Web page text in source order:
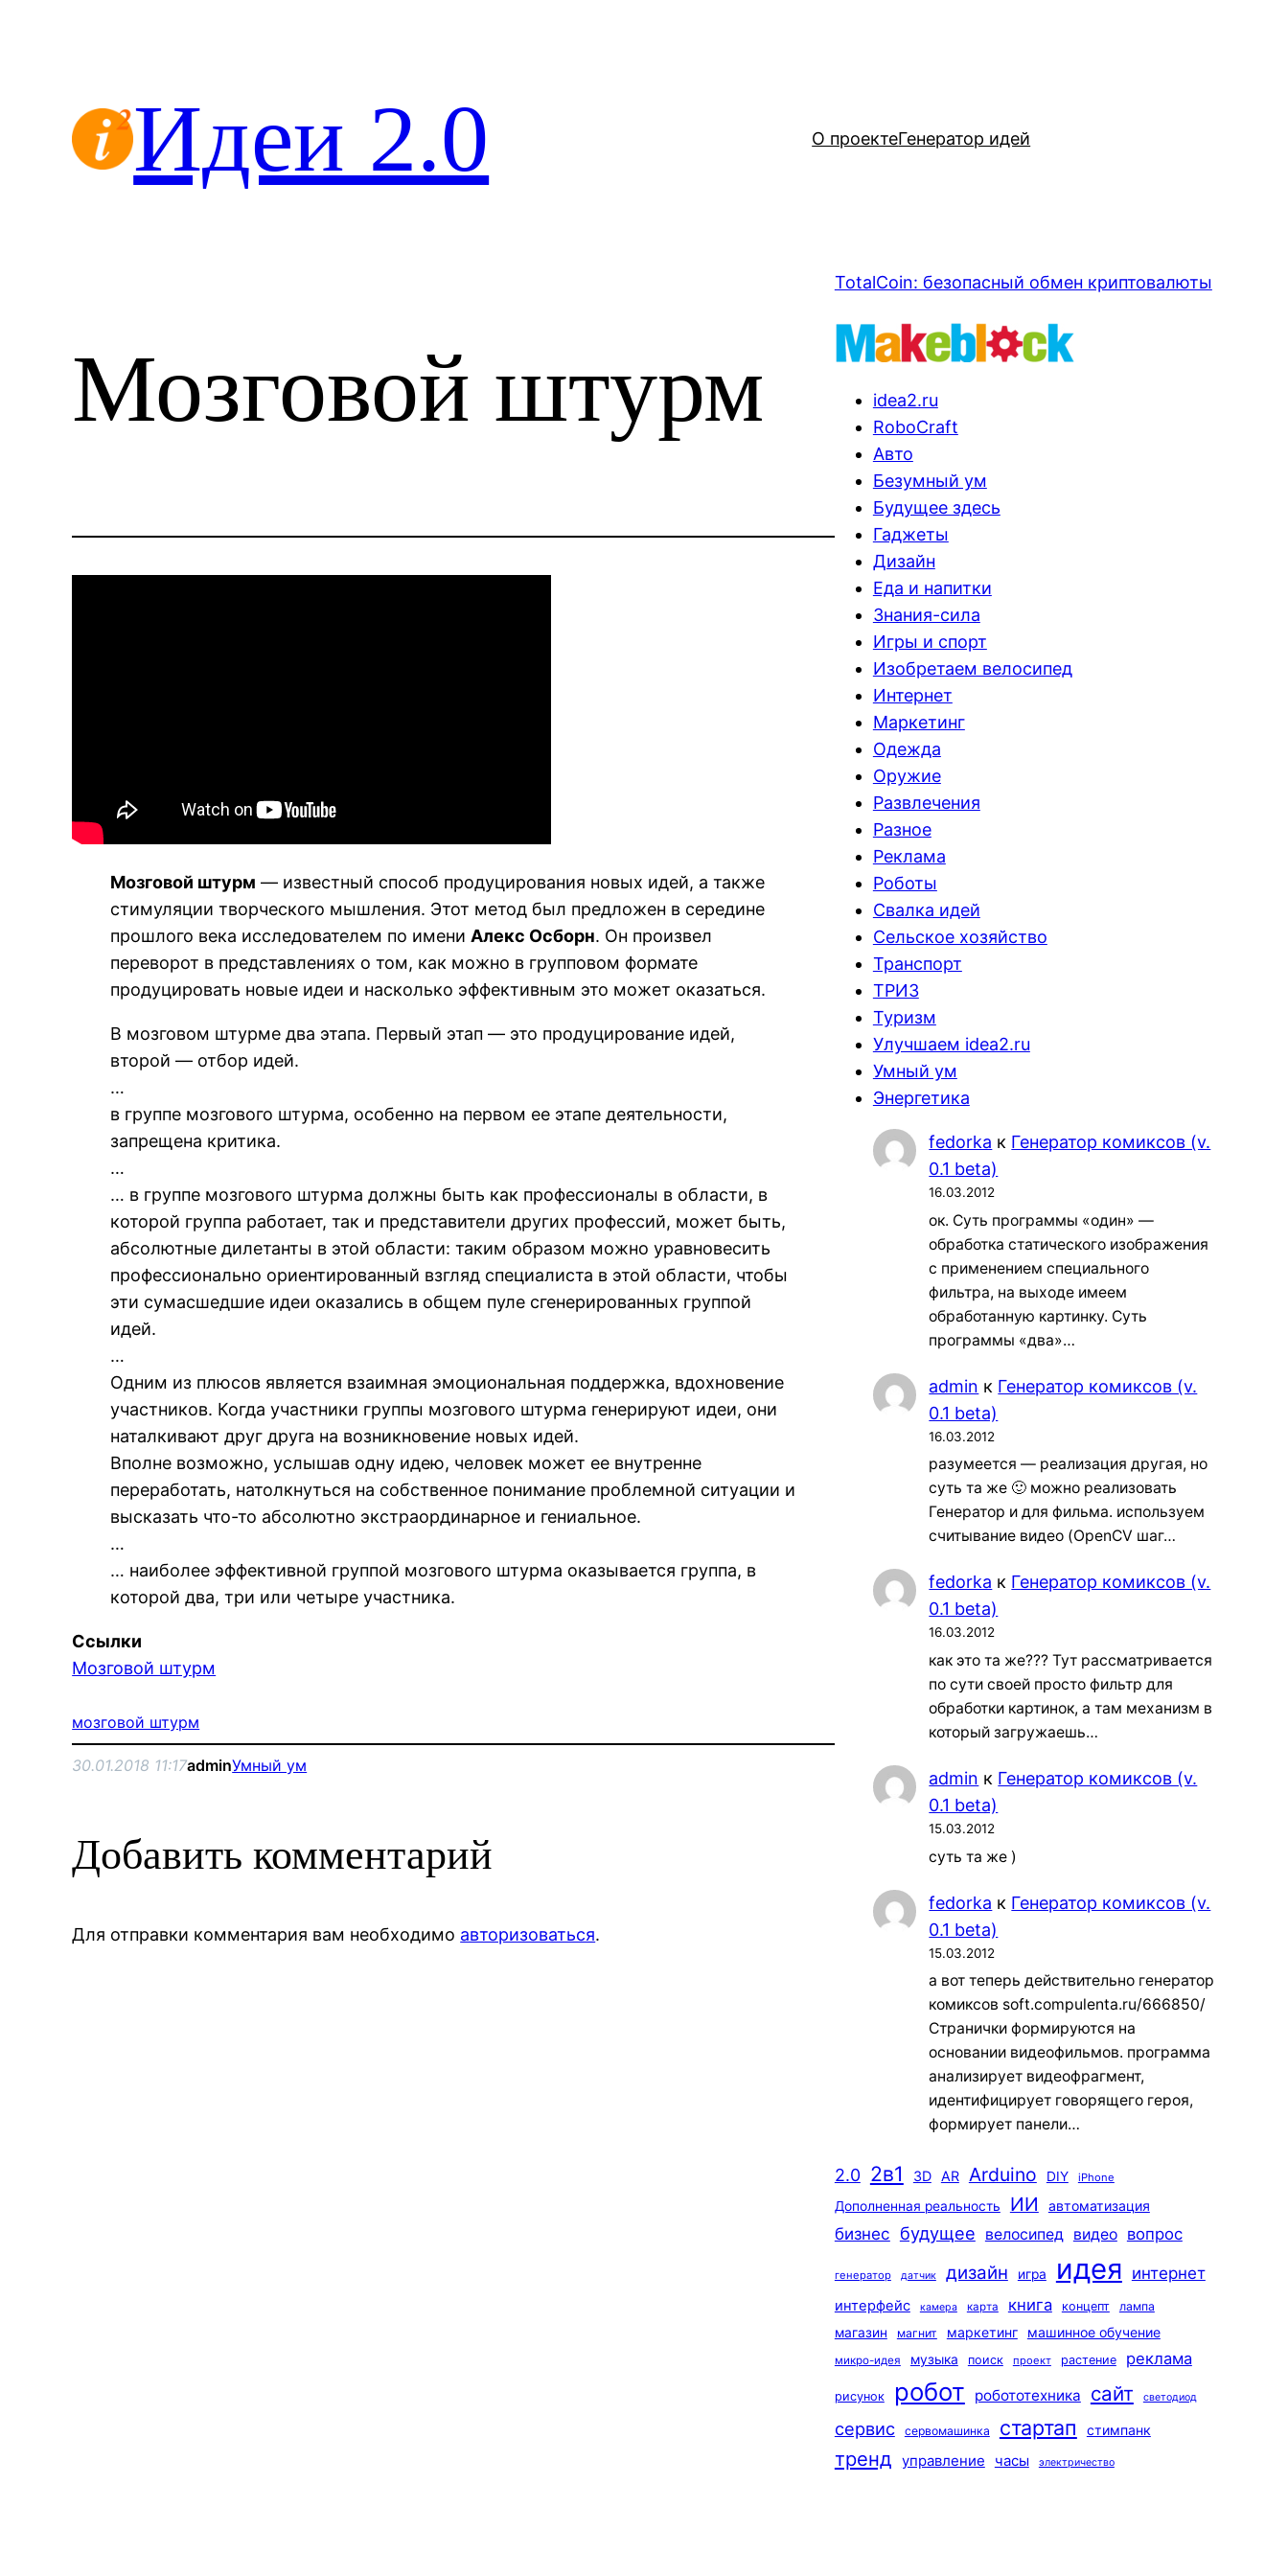
Идеи 2.0 О проектеГенератор идей
Мозговой штурм
Мозговой штурм — известный способ продуцирования новых идей, а также
стимуляции творческого мышления. Этот метод был предложен в середине
прошлого века исследователем по имени Алекс Осборн. Он произвел
переворот в представлениях о том, как можно в групповом формате
продуцировать новые идеи и насколько эффективным это может оказаться.
В мозговом штурме два этапа. Первый этап — это продуцирование идей,
второй — отбор идей.
…
в группе мозгового штурма, особенно на первом ее этапе деятельности,
запрещена критика.
…
… в группе мозгового штурма должны быть как профессионалы в области, в
которой группа работает, так и представители других профессий, может быть,
абсолютные дилетанты в этой области: таким образом можно уравновесить
профессионально ориентированный взгляд специалиста в этой области, чтобы
эти сумасшедшие идеи оказались в общем пуле сгенерированных группой
идей.
…
Одним из плюсов является взаимная эмоциональная поддержка, вдохновение
участников. Когда участники группы мозгового штурма генерируют идеи, они
наталкивают друг друга на возникновение новых идей.
Вполне возможно, услышав одну идею, человек может ее внутренне
переработать, натолкнуться на собственное понимание проблемной ситуации и
высказать что-то абсолютно экстраординарное и гениальное.
…
… наиболее эффективной группой мозгового штурма оказывается группа, в
которой два, три или четыре участника.
Ссылки
Мозговой штурм
мозговой штурм
30.01.2018 11:17adminУмный ум
Добавить комментарий
Для отправки комментария вам необходимо авторизоваться.
TotalCoin: безопасный обмен криптовалюты
idea2.ru
RoboCraft
Авто
Безумный ум
Будущее здесь
Гаджеты
Дизайн
Еда и напитки
Знания-сила
Игры и спорт
Изобретаем велосипед
Интернет
Маркетинг
Одежда
Оружие
Развлечения
Разное
Реклама
Роботы
Свалка идей
Сельское хозяйство
Транспорт
ТРИЗ
Туризм
Улучшаем idea2.ru
Умный ум
Энергетика
fedorka к Генератор комиксов (v.
0.1 beta)
16.03.2012
ок. Суть программы «один» —
обработка статического изображения
с применением специального
фильтра, на выходе имеем
обработанную картинку. Суть
программы «два»…
admin к Генератор комиксов (v.
0.1 beta)
16.03.2012
разумеется — реализация другая, но
суть та же 🙂 можно реализовать
Генератор и для фильма. используем
считывание видео (OpenCV шаг…
fedorka к Генератор комиксов (v.
0.1 beta)
16.03.2012
как это та же??? Тут рассматривается
по сути своей просто фильтр для
обработки картинок, а там механизм в
который загружаешь…
admin к Генератор комиксов (v.
0.1 beta)
15.03.2012
суть та же )
fedorka к Генератор комиксов (v.
0.1 beta)
15.03.2012
а вот теперь действительно генератор
комиксов soft.compulenta.ru/666850/
Странички формируются на
основании видеофильмов. программа
анализирует видеофрагмент,
идентифицирует говорящего героя,
формирует панели…
2.0 2в1 3D AR Arduino DIY iPhone
Дополненная реальность ИИ автоматизация
бизнес будущее велосипед видео вопрос
генератор датчик дизайн игра идея интернет
интерфейс камера карта книга концепт лампа
магазин магнит маркетинг машинное обучение
микро-идея музыка поиск проект растение реклама
рисунок робот робототехника сайт светодиод
сервис сервомашинка стартап стимпанк
тренд управление часы электричество